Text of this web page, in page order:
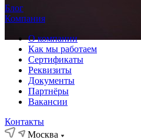
Блог
Компания
О компании
Как мы работаем
Сертификаты
Реквизиты
Документы
Партнёры
Вакансии
Контакты
Москва